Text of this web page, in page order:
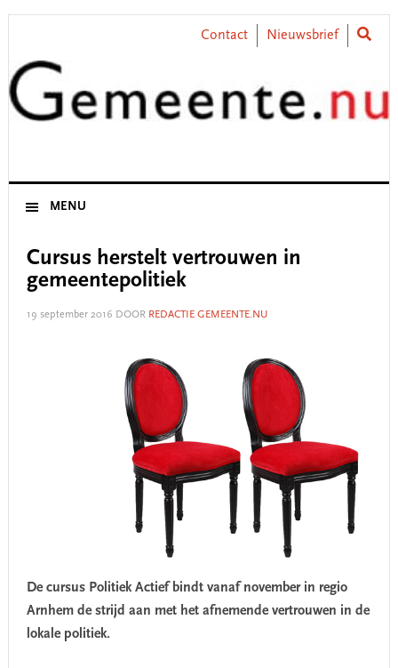
Skip
primary
navigation
Skip
content
Skip
primary
sidebar
Skip
footer
Contact Nieuwsbrief
MENU
Cursus herstelt vertrouwen in
gemeentepolitiek
19 september 2016 DOOR REDACTIE GEMEENTE.NU
De cursus Politiek Actief bindt vanaf november in regio
Arnhem de strijd aan met het afnemende vertrouwen in de
lokale politiek.